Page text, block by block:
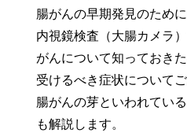
腸がんの早期発見のため
内視鏡検査（大腸カメラ
がんについて知っておき
受けるべき症状について
腸がんの芽といわれてい
も解説します。